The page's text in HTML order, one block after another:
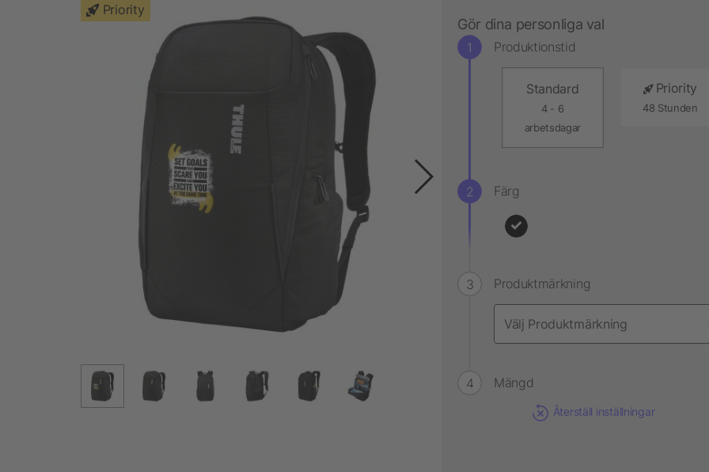
Priority
Gör dina personliga val
Produktionstid
Standard
4 - 6
arbetsdagar
Priority
48 Stunden
Färg
Produktmärkning
Mängd
Återställ inställningar